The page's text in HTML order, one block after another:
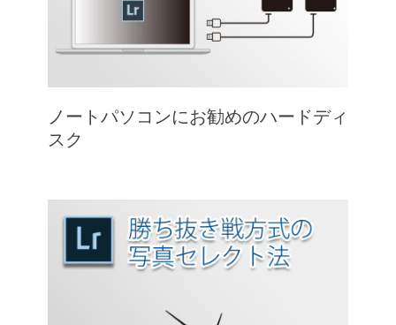
ノートパソコンにお勧めのハードディ
スク